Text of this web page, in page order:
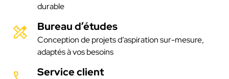
durable
Bureau d’études
Conception de projets d’aspiration sur-mesure,
adaptés à vos besoins
Service client